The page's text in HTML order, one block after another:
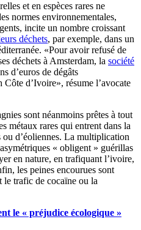
et en espèces rares ne
normes environnementales,
incite un nombre croissant
déchets, par exemple, dans un
«Pour avoir refusé de
déchets à Amsterdam, la société
d’euros de dégâts
d’Ivoire», résume l’avocate
sont néanmoins prêtes à tout
métaux rares qui entrent dans la
d’éoliennes. La multiplication
« obligent » guérillas
en nature, en trafiquant l’ivoire,
les peines encourues sont
le trafic de cocaïne ou la
le « préjudice écologique »